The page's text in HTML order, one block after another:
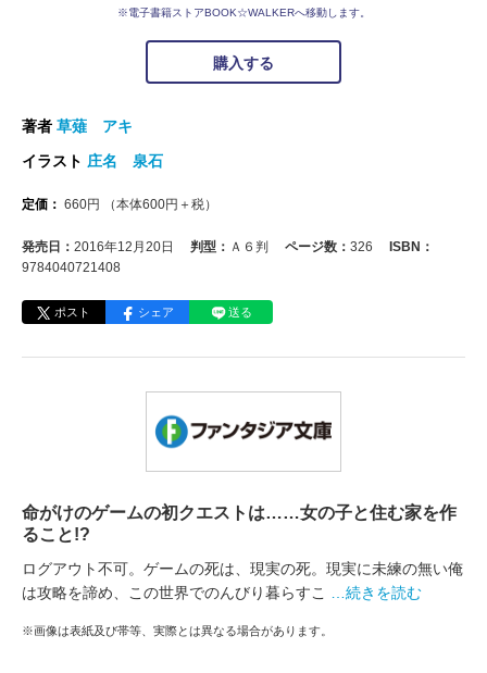
※電子書籍ストアBOOK☆WALKERへ移動します。
購入する
著者 草薙 アキ
イラスト 庄名 泉石
定価： 660円 （本体600円＋税）
発売日： 2016年12月20日 判型： Ａ６判 ページ数： 326
ISBN：
9784040721408
ポスト シェア 送る
命がけのゲームの初クエストは……女の子と住む家を作
ること!?
ログアウト不可。ゲームの死は、現実の死。現実に未練の無い俺
は攻略を諦め、この世界でのんびり暮らすこ
…続きを読む
※画像は表紙及び帯等、実際とは異なる場合があります。